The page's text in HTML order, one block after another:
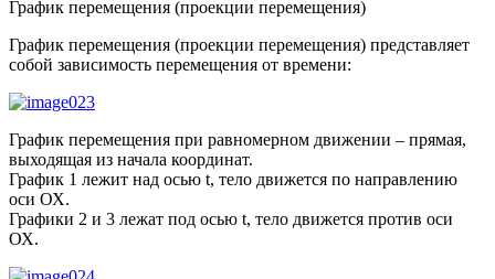
График перемещения (проекции перемещения)
График перемещения (проекции перемещения) представляет
собой зависимость перемещения от времени:
График перемещения при равномерном движении – прямая,
выходящая из начала координат.
График 1 лежит над осью t, тело движется по направлению
оси ОХ.
Графики 2 и 3 лежат под осью t, тело движется против оси
ОХ.